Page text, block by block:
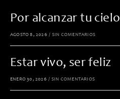
Por alcanzar tu cielo
AGOSTO 8, 2026 / SIN COMENTARIOS
Estar vivo, ser feliz
ENERO 30, 2026 / SIN COMENTARIOS